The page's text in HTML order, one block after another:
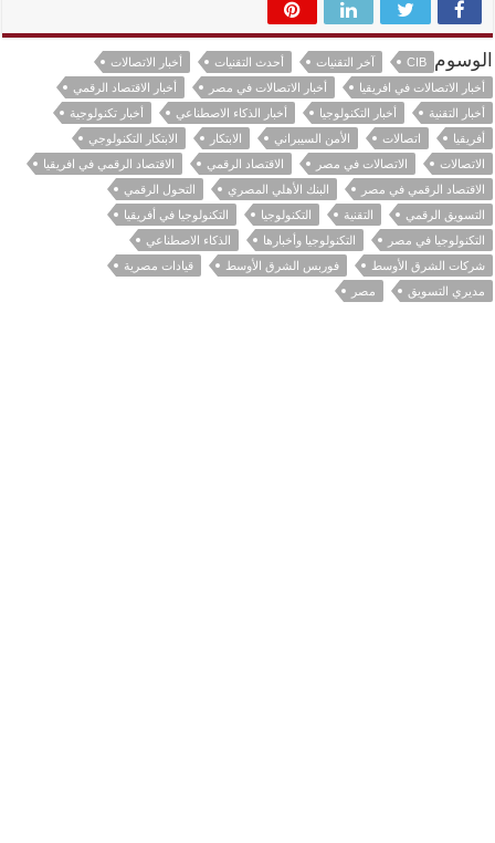
الوسوم CIB آخر التقنيات أحدث التقنيات
أخبار الاتصالات
أخبار الاتصالات في افريقيا
أخبار الاتصالات في مصر
أخبار الاقتصاد الرقمي
أخبار التقنية
أخبار التكنولوجيا أخبار الذكاء الاصطناعي
أخبار تكنولوجية
أفريقيا
اتصالات الأمن السيبراني الابتكار
الابتكار التكنولوجي
الاتصالات
الاتصالات في مصر الاقتصاد الرقمي
الاقتصاد الرقمي في افريقيا
الاقتصاد الرقمي في مصر
البنك الأهلي المصري
التحول الرقمي
التسويق الرقمي
التقنية التكنولوجيا
التكنولوجيا في أفريقيا
التكنولوجيا في مصر
التكنولوجيا وأخبارها
الذكاء الاصطناعي
شركات الشرق الأوسط
فوربس الشرق الأوسط
قيادات مصرية
مديري التسويق
مصر